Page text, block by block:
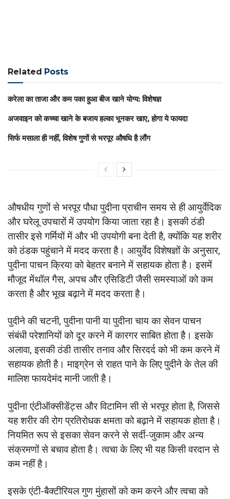
Related Posts
करेला का ताजा और कम पका हुआ बीज खाने योग्य: विशेषज्ञ
अजवाइन को कच्चा खाने के बजाय हल्का भूनकर खाए, होगा ये फायदा
सिर्फ मसाला ही नहीं, विशेष गुणों से भरपूर औषधि है लौंग
औषधीय गुणों से भरपूर पौधा पुदीना प्राचीन समय से ही आयुर्वेदिक
और घरेलू उपचारों में उपयोग किया जाता रहा है। इसकी ठंडी
तासीर इसे गर्मियों में और भी उपयोगी बना देती है, क्योंकि यह शरीर
को ठंडक पहुंचाने में मदद करता है। आयुर्वेद विशेषज्ञों के अनुसार,
पुदीना पाचन क्रिया को बेहतर बनाने में सहायक होता है। इसमें
मौजूद मेंथॉल गैस, अपच और एसिडिटी जैसी समस्याओं को कम
करता है और भूख बढ़ाने में मदद करता है।
पुदीने की चटनी, पुदीना पानी या पुदीना चाय का सेवन पाचन
संबंधी परेशानियों को दूर करने में कारगर साबित होता है। इसके
अलावा, इसकी ठंडी तासीर तनाव और सिरदर्द को भी कम करने में
सहायक होती है। माइग्रेन से राहत पाने के लिए पुदीने के तेल की
मालिश फायदेमंद मानी जाती है।
पुदीना एंटीऑक्सीडेंट्स और विटामिन सी से भरपूर होता है, जिससे
यह शरीर की रोग प्रतिरोधक क्षमता को बढ़ाने में सहायक होता है।
नियमित रूप से इसका सेवन करने से सर्दी-जुकाम और अन्य
संक्रमणों से बचाव होता है। त्वचा के लिए भी यह किसी वरदान से
कम नहीं है।
इसके एंटी-बैक्टीरियल गुण मुंहासों को कम करने और त्वचा को